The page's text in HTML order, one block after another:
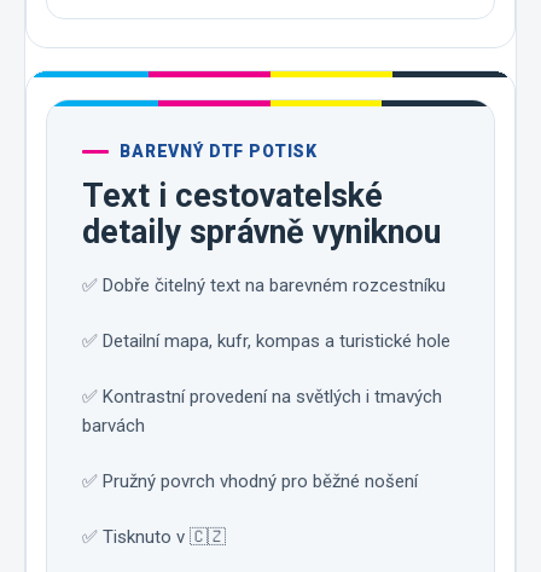
BAREVNÝ DTF POTISK
Text i cestovatelské
detaily správně vyniknou
✅ Dobře čitelný text na barevném rozcestníku
✅ Detailní mapa, kufr, kompas a turistické hole
✅ Kontrastní provedení na světlých i tmavých
barvách
✅ Pružný povrch vhodný pro běžné nošení
✅ Tisknuto v 🇨🇿